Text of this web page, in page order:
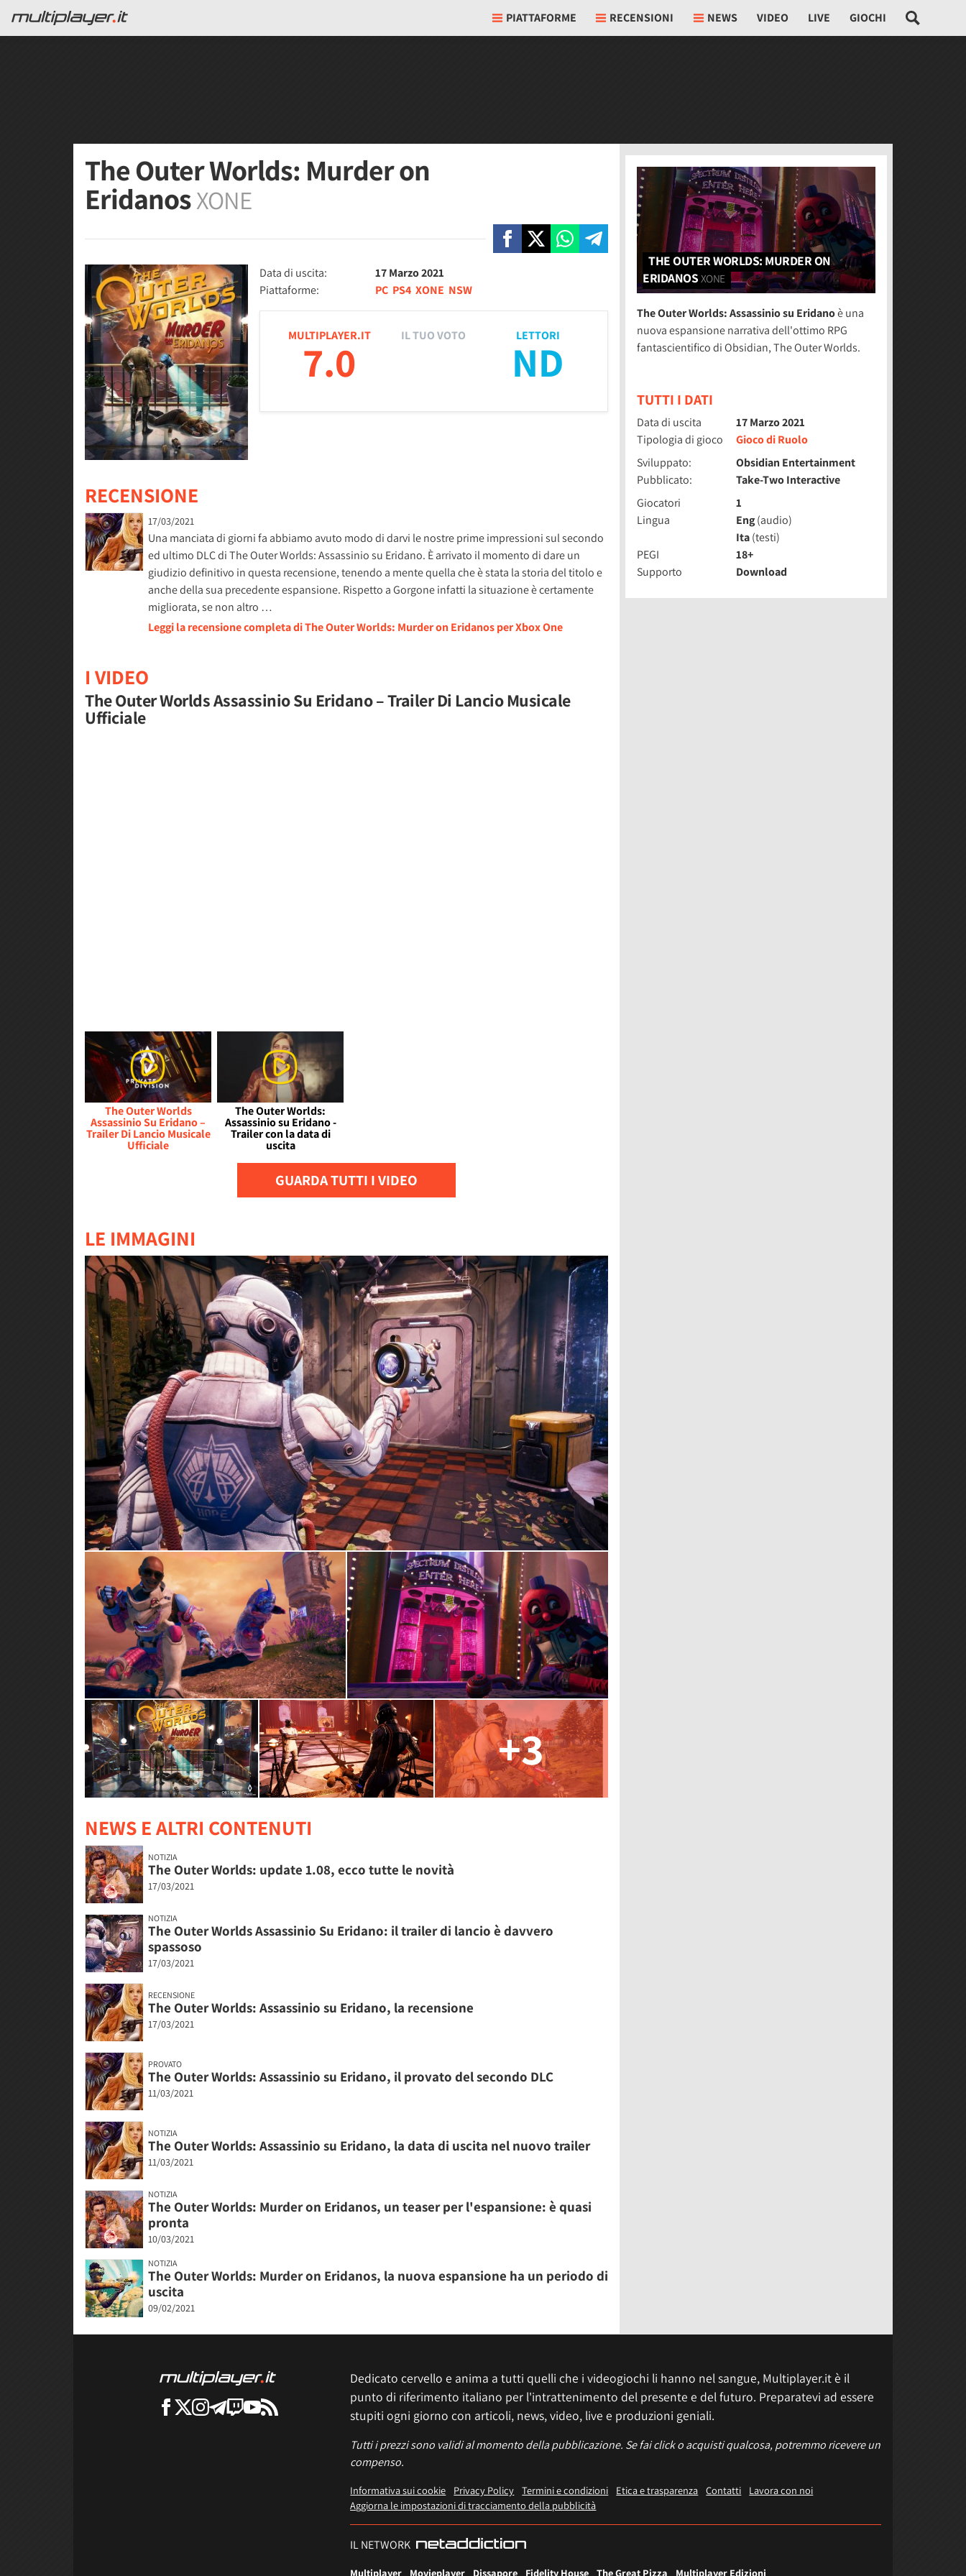
PIATTAFORME RECENSIONI NEWS VIDEO LIVE GIOCHI
The Outer Worlds: Murder on
EridanosXONE
Data di uscita:
17 Marzo 2021
Piattaforme:
PC PS4 XONE NSW
MULTIPLAYER.IT
7.0
LETTORI
ND
IL TUO VOTO
RECENSIONE
17/03/2021
Una manciata di giorni fa abbiamo avuto modo di darvi le nostre prime impressioni sul secondo
ed ultimo DLC di The Outer Worlds: Assassinio su Eridano. È arrivato il momento di dare un
giudizio definitivo in questa recensione, tenendo a mente quella che è stata la storia del titolo e
anche della sua precedente espansione. Rispetto a Gorgone infatti la situazione è certamente
migliorata, se non altro …
Leggi la recensione completa di The Outer Worlds: Murder on Eridanos per Xbox One
I VIDEO
The Outer Worlds Assassinio Su Eridano – Trailer Di Lancio Musicale
Ufficiale
The Outer Worlds
Assassinio Su Eridano –
Trailer Di Lancio Musicale
Ufficiale
The Outer Worlds:
Assassinio su Eridano -
Trailer con la data di
uscita
GUARDA TUTTI I VIDEO
LE IMMAGINI
+3
NEWS E ALTRI CONTENUTI
NOTIZIA
The Outer Worlds: update 1.08, ecco tutte le novità
17/03/2021
NOTIZIA
The Outer Worlds Assassinio Su Eridano: il trailer di lancio è davvero
spassoso
17/03/2021
RECENSIONE
The Outer Worlds: Assassinio su Eridano, la recensione
17/03/2021
PROVATO
The Outer Worlds: Assassinio su Eridano, il provato del secondo DLC
11/03/2021
NOTIZIA
The Outer Worlds: Assassinio su Eridano, la data di uscita nel nuovo trailer
11/03/2021
NOTIZIA
The Outer Worlds: Murder on Eridanos, un teaser per l'espansione: è quasi
pronta
10/03/2021
NOTIZIA
The Outer Worlds: Murder on Eridanos, la nuova espansione ha un periodo di
uscita
09/02/2021
THE OUTER WORLDS: MURDER ON
ERIDANOS XONE
The Outer Worlds: Assassinio su Eridanoè una
nuova espansione narrativa dell'ottimo RPG
fantascientifico di Obsidian, The Outer Worlds.
TUTTI I DATI
Data di uscita
17 Marzo 2021
Tipologia di gioco
Gioco di Ruolo
Sviluppato:
Obsidian Entertainment
Pubblicato:
Take-Two Interactive
Giocatori
1
Lingua
Eng(audio)
Ita(testi)
PEGI
18+
Supporto
Download
Dedicato cervello e anima a tutti quelli che i videogiochi li hanno nel sangue, Multiplayer.it è il
punto di riferimento italiano per l'intrattenimento del presente e del futuro. Preparatevi ad essere
stupiti ogni giorno con articoli, news, video, live e produzioni geniali.
Tutti i prezzi sono validi al momento della pubblicazione. Se fai click o acquisti qualcosa, potremmo ricevere un
compenso.
Informativa sui cookie Privacy Policy Termini e condizioni Etica e trasparenza Contatti
Lavora con noi
Aggiorna le impostazioni di tracciamento della pubblicità
IL NETWORK
Multiplayer Movieplayer Dissapore Fidelity House The Great Pizza Multiplayer Edizioni